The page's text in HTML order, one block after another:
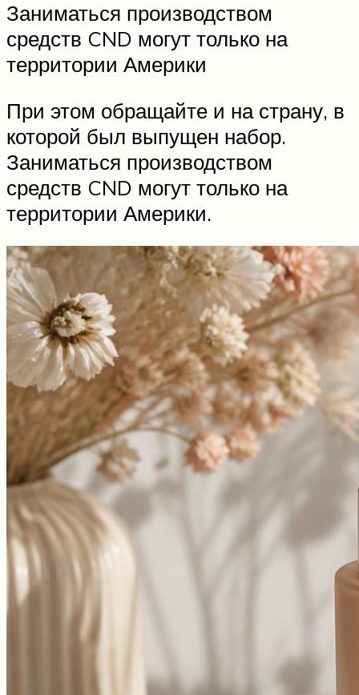
Заниматься производством
средств CND могут только на
территории Америки
При этом обращайте и на страну, в
которой был выпущен набор.
Заниматься производством
средств CND могут только на
территории Америки.